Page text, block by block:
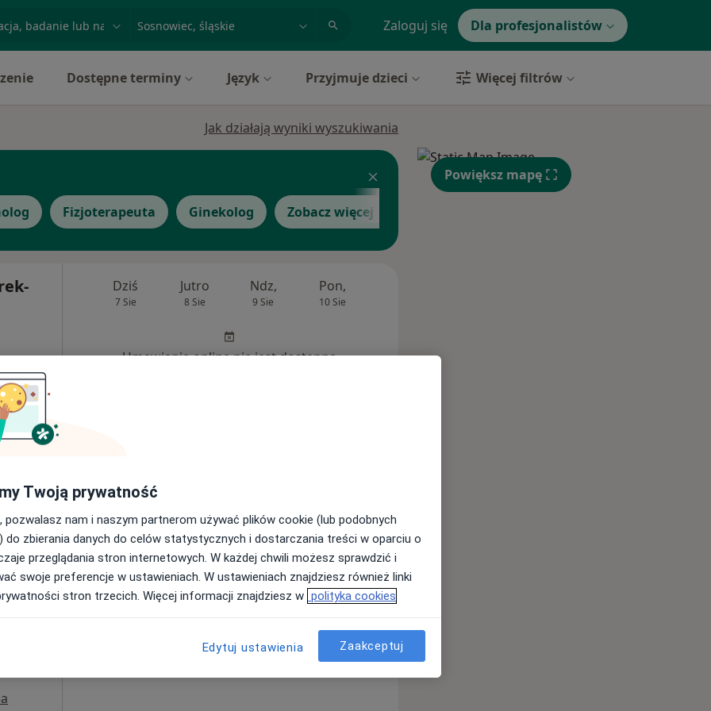
miasto lub dzielnica Zaloguj się Dla profesjonalistów
Dostępne terminy Język Przyjmuje dzieci Więcej filtrów
Jak działają wyniki wyszukiwania
Fizjoterapeuta Ginekolog Zobacz więcej
usługa
Dziś
7 Sie
Jutro
8 Sie
Ndz,
9 Sie
Pon,
10 Sie
Umawianie online nie jest dostępne
7 Sie
Jutro
8 Sie
Ndz,
9 Sie
Pon,
10 Sie
Wt,
11 Sie
Umawianie online nie jest dostępne
Powiększ mapę
Twoją prywatność
pozwalasz nam i naszym partnerom używać plików cookie (lub podobnych
do zbierania danych do celów statystycznych i dostarczania treści w oparciu o
przeglądania stron internetowych. W każdej chwili możesz sprawdzić i
swoje preferencje w ustawieniach. W ustawieniach znajdziesz również linki
stron trzecich. Więcej informacji znajdziesz w polityka cookies
Edytuj ustawienia Zaakceptuj